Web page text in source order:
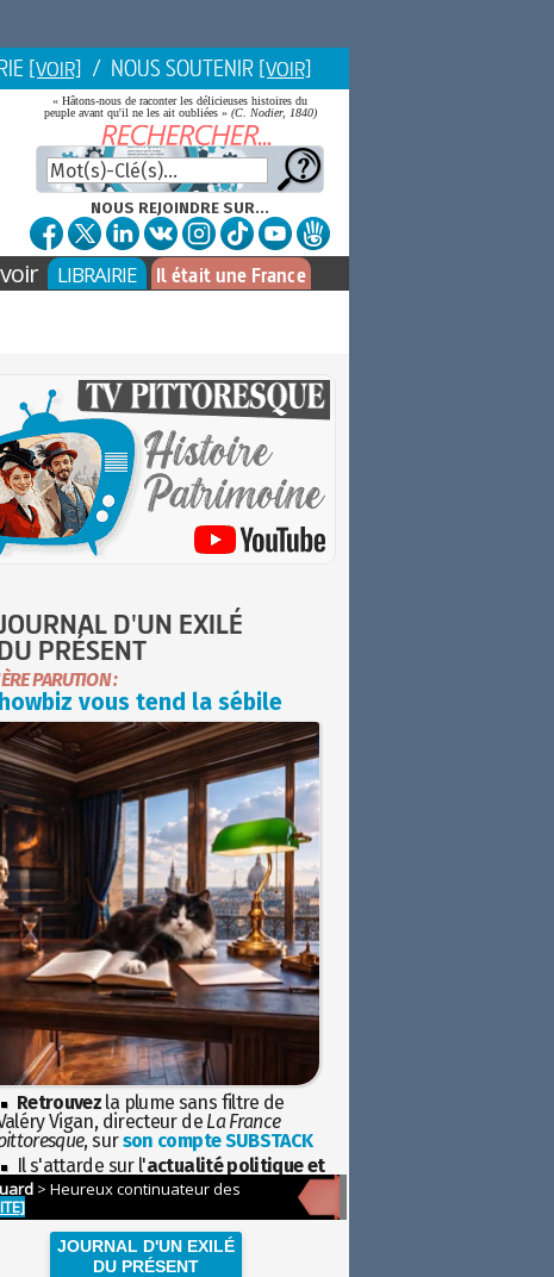
[VOIR] / NOUS SOUTENIR [VOIR]
« Hâtons-nous de raconter les délicieuses histoires du
peuple avant qu'il ne les ait oubliées » (C. Nodier, 1840)
NOUS REJOINDRE SUR...
LIBRAIRIE Il était une France
D'UN EXILÉ
PRÉSENT
PARUTION :
vous tend la sébile
Retrouvez la plume sans filtre de
Vigan, directeur de La France
, surson compte SUBSTACK
Il s'attarde sur l'actualité politique et
avec la hauteur de vue de
JOURNAL D'UN EXILÉ
DU PRÉSENT